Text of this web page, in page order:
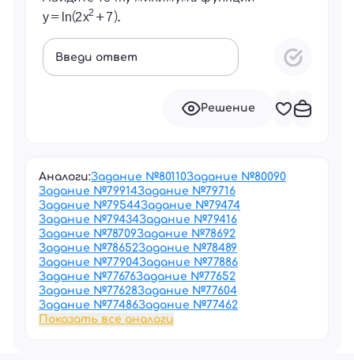
Введи ответ
Решение
Аналоги:Задание №80110Задание №80090
Задание №79914Задание №79716
Задание №79544Задание №79474
Задание №79434Задание №79416
Задание №78709Задание №78692
Задание №78652Задание №78489
Задание №77904Задание №77886
Задание №77676Задание №77652
Задание №77628Задание №77604
Задание №77486Задание №77462
Показать все аналоги